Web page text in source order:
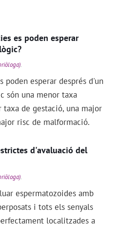
es poden esperar
.
poden esperar després d'un
són una menor taxa
de gestació, una major
risc de malformació.
d'avaluació del
.
espermatozoides amb
i tots els senyals
localitzades a